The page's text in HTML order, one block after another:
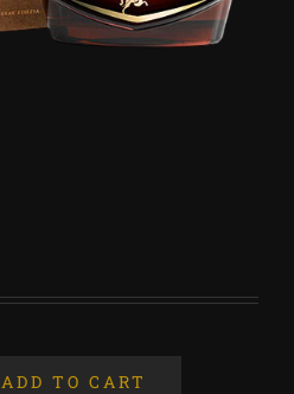
ADD TO CART